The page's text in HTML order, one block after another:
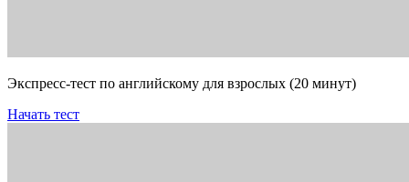
Экспресс-тест по английскому для взрослых (20 минут)
Начать тест